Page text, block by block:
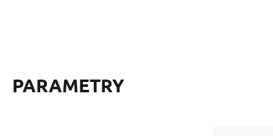
PARAMETRY